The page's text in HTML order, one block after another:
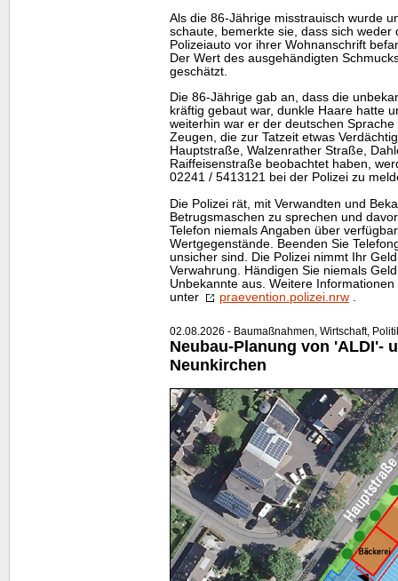
Als die 86-Jährige misstrauisch wurde
schaute, bemerkte sie, dass sich
Polizeiauto vor ihrer Wohnanschrift
Der Wert des ausgehändigten
geschätzt.
Die 86-Jährige gab an, dass die
kräftig gebaut war, dunkle Haare hatte
weiterhin war er der deutschen
Zeugen, die zur Tatzeit etwas
Hauptstraße, Walzenrather Straße,
Raiffeisenstraße beobachtet haben,
02241 / 5413121 bei der Polizei zu
Die Polizei rät, mit Verwandten und
Betrugsmaschen zu sprechen und
Telefon niemals Angaben über
Wertgegenstände. Beenden Sie
unsicher sind. Die Polizei nimmt Ihr
Verwahrung. Händigen Sie niemals
Unbekannte aus. Weitere
unter
praevention.polizei.nrw
02.08.2026 - Baumaßnahmen, Wirtschaft,
Neubau-Planung von 'ALDI'-
Neunkirchen